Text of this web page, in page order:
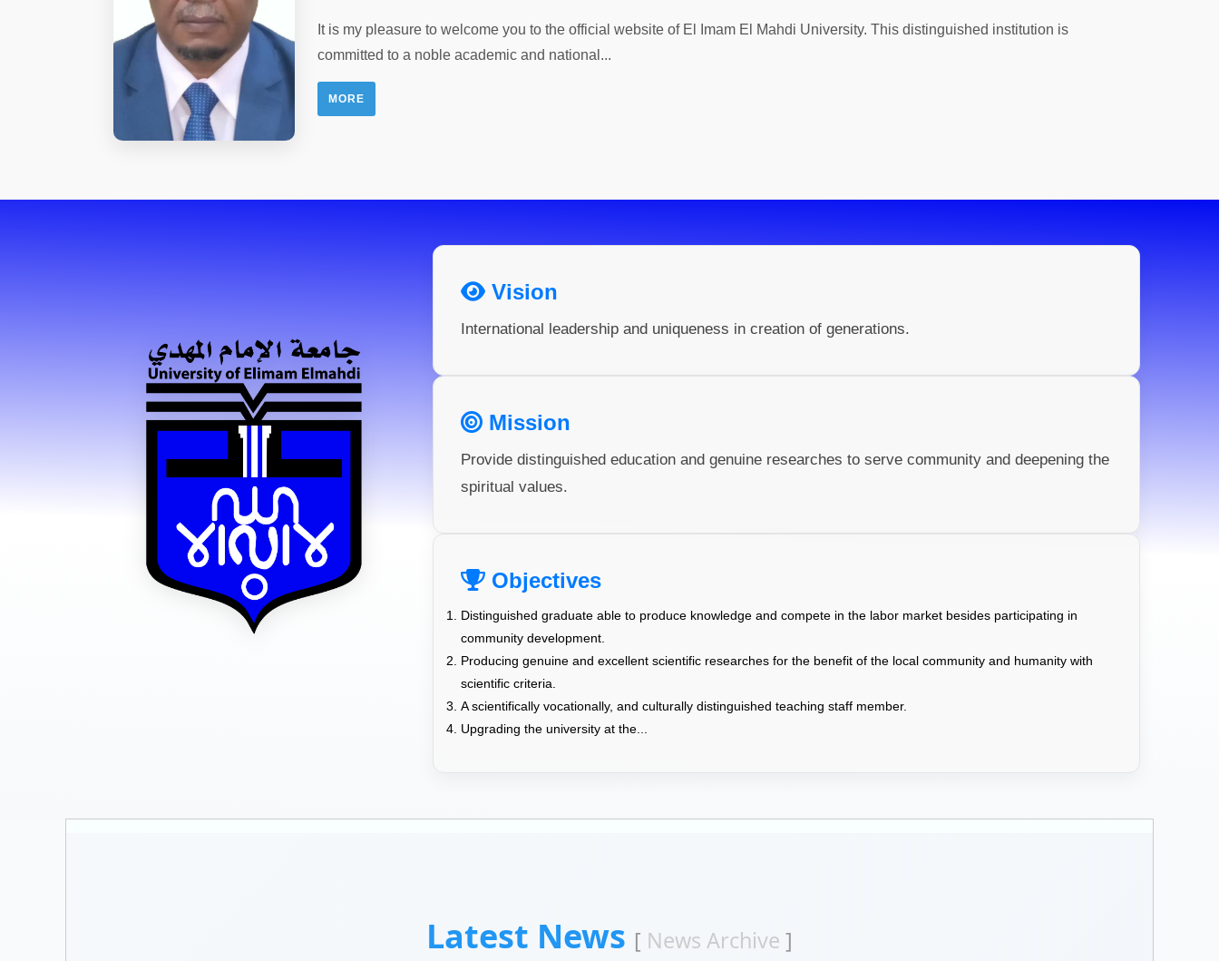
It is my pleasure to welcome you to the official website of El Imam El Mahdi University. This distinguished institution is
committed to a noble academic and national...
MORE
Vision
International leadership and uniqueness in creation of generations.
Mission
Provide distinguished education and genuine researches to serve community and deepening the
spiritual values.
Objectives
Distinguished graduate able to produce knowledge and compete in the labor market besides participating in
community development.
Producing genuine and excellent scientific researches for the benefit of the local community and humanity with
scientific criteria.
A scientifically vocationally, and culturally distinguished teaching staff member.
Upgrading the university at the...
Latest News [ News Archive ]